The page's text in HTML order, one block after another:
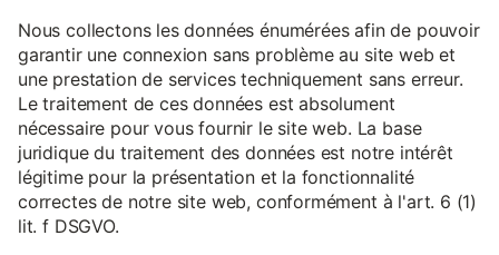
Nous collectons les données énumérées afin de pouvoir
garantir une connexion sans problème au site web et
une prestation de services techniquement sans erreur.
Le traitement de ces données est absolument
nécessaire pour vous fournir le site web. La base
juridique du traitement des données est notre intérêt
légitime pour la présentation et la fonctionnalité
correctes de notre site web, conformément à l'art. 6 (1)
lit. f DSGVO.